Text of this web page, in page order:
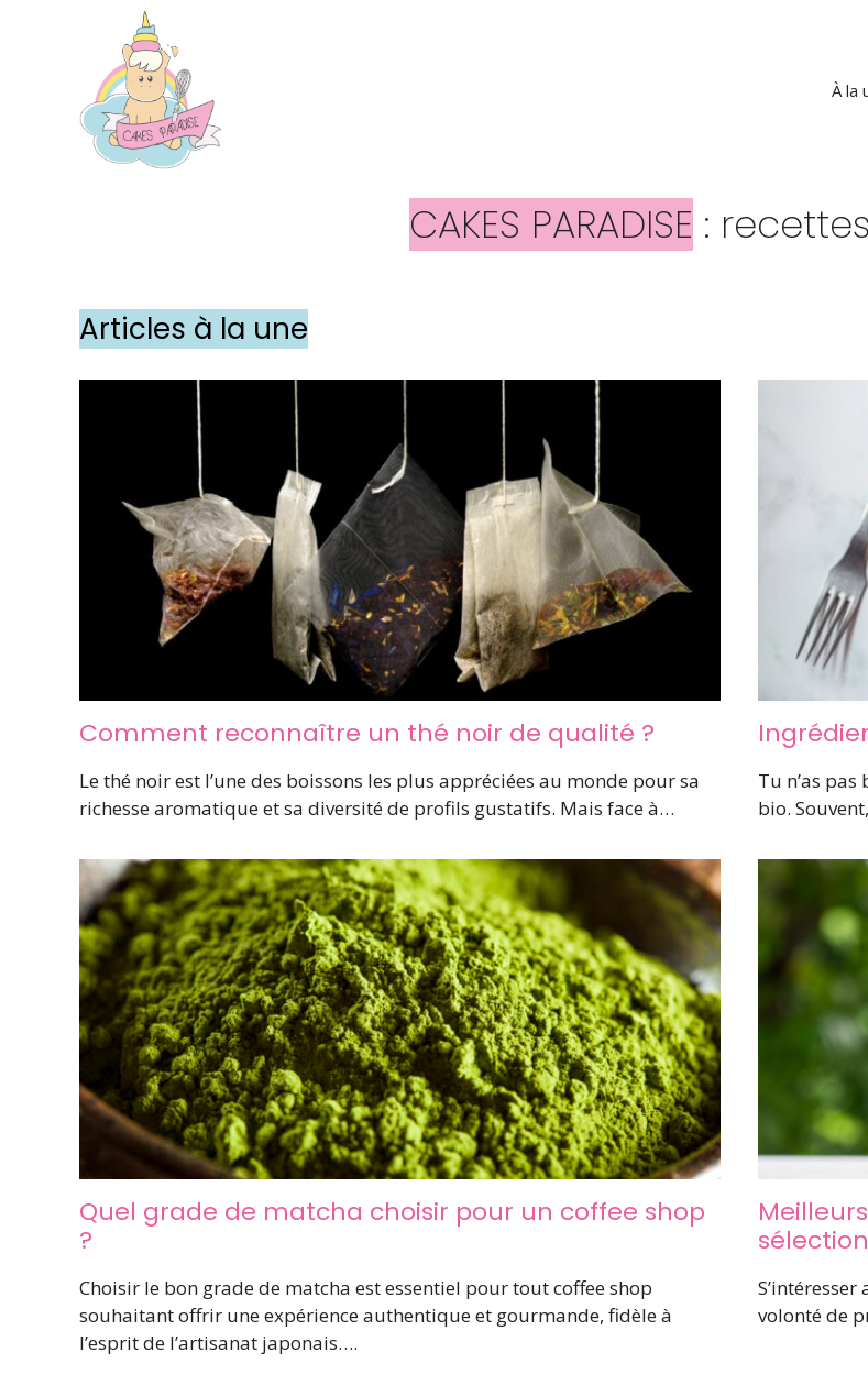
À la
CAKES PARADISE :
Articles à la une
Comment reconnaître un thé noir de qualité ?
Le thé noir est l’une des boissons les plus appréciées au monde pour sa
richesse aromatique et sa diversité de profils gustatifs. Mais face à…
Tu n’as
bio.
Quel grade de matcha choisir pour un coffee shop
?
Choisir le bon grade de matcha est essentiel pour tout coffee shop
souhaitant offrir une expérience authentique et gourmande, fidèle à
l’esprit de l’artisanat japonais….
volonté de